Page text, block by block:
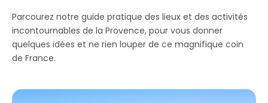
Parcourez notre guide pratique des lieux et des activités
incontournables de la Provence, pour vous donner
quelques idées et ne rien louper de ce magnifique coin
de France.